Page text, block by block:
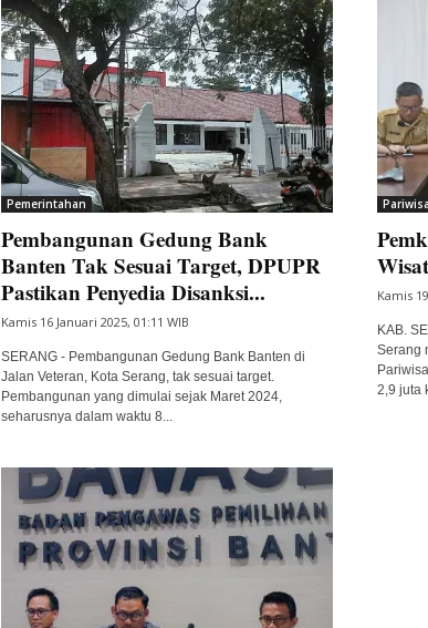
Pemerintahan
Pembangunan Gedung Bank
Banten Tak Sesuai Target, DPUPR
Pastikan Penyedia Disanksi...
Kamis 16 Januari 2025, 01:11 WIB
SERANG - Pembangunan Gedung Bank Banten di
Jalan Veteran, Kota Serang, tak sesuai target.
Pembangunan yang dimulai sejak Maret 2024,
seharusnya dalam waktu 8...
Kamis
KAB.
Serang
2,9 juta